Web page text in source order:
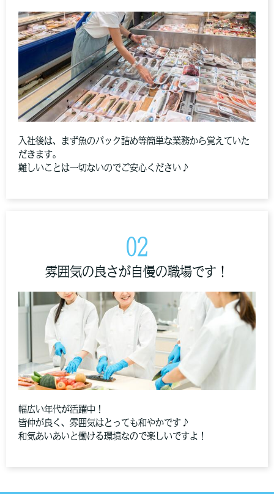
入社後は、まず魚のパック詰め等簡単な業務から覚えていた
だきます。
難しいことは一切ないのでご安心ください♪
02
雰囲気の良さが自慢の職場です！
幅広い年代が活躍中！
皆仲が良く、雰囲気はとっても和やかです♪
和気あいあいと働ける環境なので楽しいですよ！